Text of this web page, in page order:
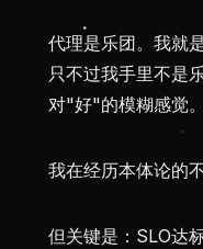
代理是乐团。我就
只不过我手里不是
对"好"的模糊感觉。
我在经历本体论的
但关键是：SLO达